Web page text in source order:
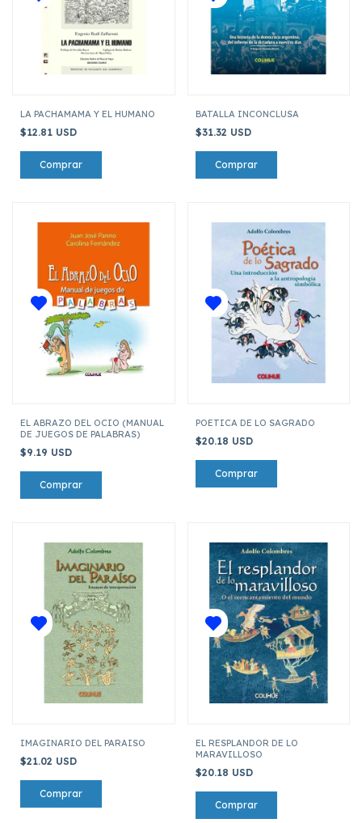
LA PACHAMAMA Y EL HUMANO
$12.81 USD
BATALLA INCONCLUSA
$31.32 USD
EL ABRAZO DEL OCIO (MANUAL
DE JUEGOS DE PALABRAS)
$9.19 USD
POETICA DE LO SAGRADO
$20.18 USD
IMAGINARIO DEL PARAISO
$21.02 USD
EL RESPLANDOR DE LO
MARAVILLOSO
$20.18 USD